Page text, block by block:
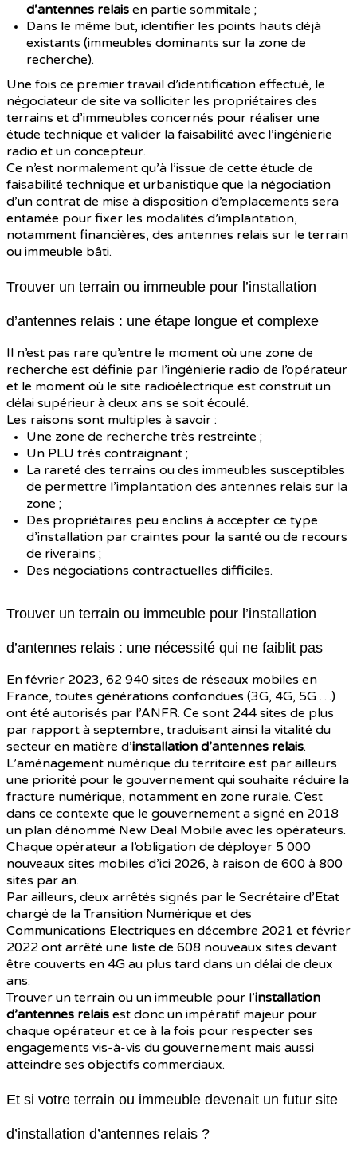
d’antennes relais en partie sommitale ;
Dans le même but, identifier les points hauts déjà
existants (immeubles dominants sur la zone de
recherche).
Une fois ce premier travail d’identification effectué, le
négociateur de site va solliciter les propriétaires des
terrains et d’immeubles concernés pour réaliser une
étude technique et valider la faisabilité avec l’ingénierie
radio et un concepteur.
Ce n’est normalement qu’à l’issue de cette étude de
faisabilité technique et urbanistique que la négociation
d’un contrat de mise à disposition d’emplacements sera
entamée pour fixer les modalités d’implantation,
notamment financières, des antennes relais sur le terrain
ou immeuble bâti.
Trouver un terrain ou immeuble pour l’installation
d’antennes relais : une étape longue et complexe
Il n’est pas rare qu’entre le moment où une zone de
recherche est définie par l’ingénierie radio de l’opérateur
et le moment où le site radioélectrique est construit un
délai supérieur à deux ans se soit écoulé.
Les raisons sont multiples à savoir :
Une zone de recherche très restreinte ;
Un PLU très contraignant ;
La rareté des terrains ou des immeubles susceptibles
de permettre l’implantation des antennes relais sur la
zone ;
Des propriétaires peu enclins à accepter ce type
d’installation par craintes pour la santé ou de recours
de riverains ;
Des négociations contractuelles difficiles.
Trouver un terrain ou immeuble pour l’installation
d’antennes relais : une nécessité qui ne faiblit pas
En février 2023, 62 940 sites de réseaux mobiles en
France, toutes générations confondues (3G, 4G, 5G …)
ont été autorisés par l’ANFR. Ce sont 244 sites de plus
par rapport à septembre, traduisant ainsi la vitalité du
secteur en matière d’installation d’antennes relais.
L’aménagement numérique du territoire est par ailleurs
une priorité pour le gouvernement qui souhaite réduire la
fracture numérique, notamment en zone rurale. C’est
dans ce contexte que le gouvernement a signé en 2018
un plan dénommé New Deal Mobile avec les opérateurs.
Chaque opérateur a l’obligation de déployer 5 000
nouveaux sites mobiles d’ici 2026, à raison de 600 à 800
sites par an.
Par ailleurs, deux arrêtés signés par le Secrétaire d’Etat
chargé de la Transition Numérique et des
Communications Electriques en décembre 2021 et février
2022 ont arrêté une liste de 608 nouveaux sites devant
être couverts en 4G au plus tard dans un délai de deux
ans.
Trouver un terrain ou un immeuble pour l’installation
d’antennes relais est donc un impératif majeur pour
chaque opérateur et ce à la fois pour respecter ses
engagements vis-à-vis du gouvernement mais aussi
atteindre ses objectifs commerciaux.
Et si votre terrain ou immeuble devenait un futur site
d’installation d’antennes relais ?